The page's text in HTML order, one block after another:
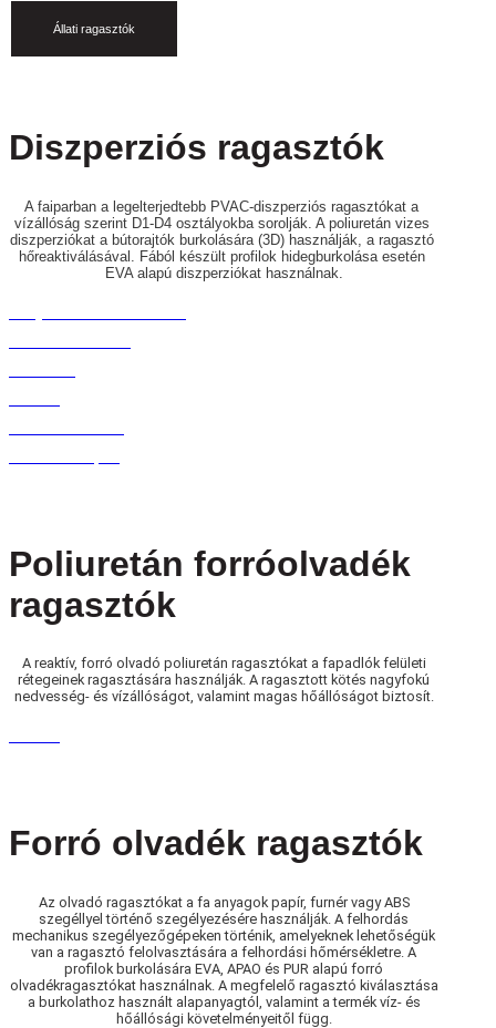
Állati ragasztók
Diszperziós ragasztók
A faiparban a legelterjedtebb PVAC-diszperziós ragasztókat a
vízállóság szerint D1-D4 osztályokba sorolják. A poliuretán vizes
diszperziókat a bútorajtók burkolására (3D) használják, a ragasztó
hőreaktiválásával. Fából készült profilok hidegburkolása esetén
EVA alapú diszperziókat használnak.
Poliuretán forróolvadék
ragasztók
A reaktív, forró olvadó poliuretán ragasztókat a fapadlók felületi
rétegeinek ragasztására használják. A ragasztott kötés nagyfokú
nedvesség- és vízállóságot, valamint magas hőállóságot biztosít.
Forró olvadék ragasztók
Az olvadó ragasztókat a fa anyagok papír, furnér vagy ABS
szegéllyel történő szegélyezésére használják. A felhordás
mechanikus szegélyezőgépeken történik, amelyeknek lehetőségük
van a ragasztó felolvasztására a felhordási hőmérsékletre. A
profilok burkolására EVA, APAO és PUR alapú forró
olvadékragasztókat használnak. A megfelelő ragasztó kiválasztása
a burkolathoz használt alapanyagtól, valamint a termék víz- és
hőállósági követelményeitől függ.